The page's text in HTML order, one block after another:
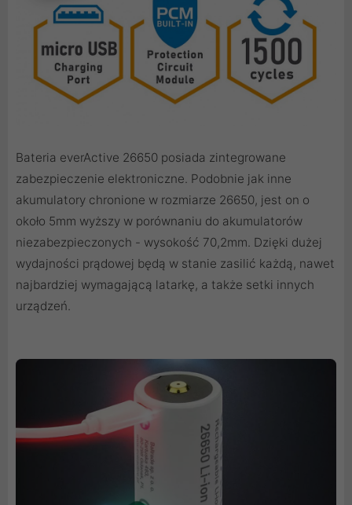
Bateria everActive 26650 posiada zintegrowane
zabezpieczenie elektroniczne. Podobnie jak inne
akumulatory chronione w rozmiarze 26650, jest on o
około 5mm wyższy w porównaniu do akumulatorów
niezabezpieczonych - wysokość 70,2mm. Dzięki dużej
wydajności prądowej będą w stanie zasilić każdą, nawet
najbardziej wymagającą latarkę, a także setki innych
urządzeń.